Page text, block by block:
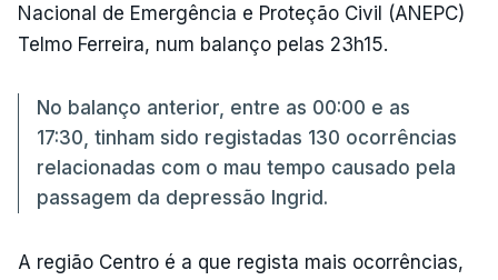
Nacional de Emergência e Proteção Civil (ANEPC)
Telmo Ferreira, num balanço pelas 23h15.
No balanço anterior, entre as 00:00 e as
17:30, tinham sido registadas 130 ocorrências
relacionadas com o mau tempo causado pela
passagem da depressão Ingrid.
A região Centro é a que regista mais ocorrências,